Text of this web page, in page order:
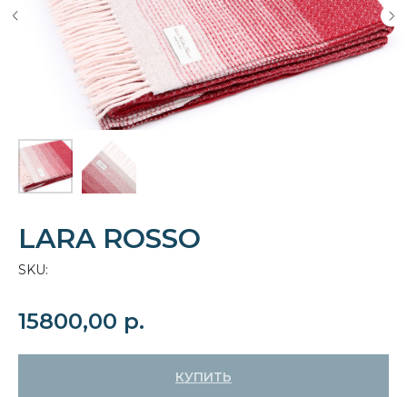
LARA ROSSO
SKU:
15800,00 р.
КУПИТЬ